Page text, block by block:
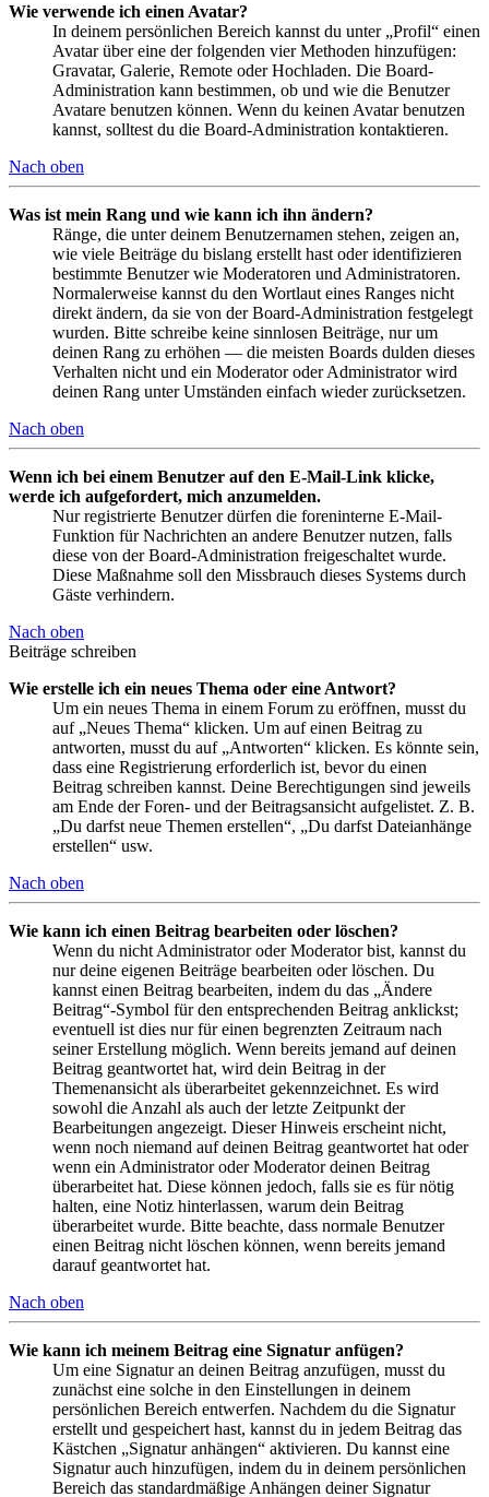
Wie verwende ich einen Avatar?
In deinem persönlichen Bereich kannst du unter „Profil“ einen
Avatar über eine der folgenden vier Methoden hinzufügen:
Gravatar, Galerie, Remote oder Hochladen. Die Board-
Administration kann bestimmen, ob und wie die Benutzer
Avatare benutzen können. Wenn du keinen Avatar benutzen
kannst, solltest du die Board-Administration kontaktieren.
Nach oben
Was ist mein Rang und wie kann ich ihn ändern?
Ränge, die unter deinem Benutzernamen stehen, zeigen an,
wie viele Beiträge du bislang erstellt hast oder identifizieren
bestimmte Benutzer wie Moderatoren und Administratoren.
Normalerweise kannst du den Wortlaut eines Ranges nicht
direkt ändern, da sie von der Board-Administration festgelegt
wurden. Bitte schreibe keine sinnlosen Beiträge, nur um
deinen Rang zu erhöhen — die meisten Boards dulden dieses
Verhalten nicht und ein Moderator oder Administrator wird
deinen Rang unter Umständen einfach wieder zurücksetzen.
Nach oben
Wenn ich bei einem Benutzer auf den E-Mail-Link klicke,
werde ich aufgefordert, mich anzumelden.
Nur registrierte Benutzer dürfen die foreninterne E-Mail-
Funktion für Nachrichten an andere Benutzer nutzen, falls
diese von der Board-Administration freigeschaltet wurde.
Diese Maßnahme soll den Missbrauch dieses Systems durch
Gäste verhindern.
Nach oben
Beiträge schreiben
Wie erstelle ich ein neues Thema oder eine Antwort?
Um ein neues Thema in einem Forum zu eröffnen, musst du
auf „Neues Thema“ klicken. Um auf einen Beitrag zu
antworten, musst du auf „Antworten“ klicken. Es könnte sein,
dass eine Registrierung erforderlich ist, bevor du einen
Beitrag schreiben kannst. Deine Berechtigungen sind jeweils
am Ende der Foren- und der Beitragsansicht aufgelistet. Z. B.
„Du darfst neue Themen erstellen“, „Du darfst Dateianhänge
erstellen“ usw.
Nach oben
Wie kann ich einen Beitrag bearbeiten oder löschen?
Wenn du nicht Administrator oder Moderator bist, kannst du
nur deine eigenen Beiträge bearbeiten oder löschen. Du
kannst einen Beitrag bearbeiten, indem du das „Ändere
Beitrag“-Symbol für den entsprechenden Beitrag anklickst;
eventuell ist dies nur für einen begrenzten Zeitraum nach
seiner Erstellung möglich. Wenn bereits jemand auf deinen
Beitrag geantwortet hat, wird dein Beitrag in der
Themenansicht als überarbeitet gekennzeichnet. Es wird
sowohl die Anzahl als auch der letzte Zeitpunkt der
Bearbeitungen angezeigt. Dieser Hinweis erscheint nicht,
wenn noch niemand auf deinen Beitrag geantwortet hat oder
wenn ein Administrator oder Moderator deinen Beitrag
überarbeitet hat. Diese können jedoch, falls sie es für nötig
halten, eine Notiz hinterlassen, warum dein Beitrag
überarbeitet wurde. Bitte beachte, dass normale Benutzer
einen Beitrag nicht löschen können, wenn bereits jemand
darauf geantwortet hat.
Nach oben
Wie kann ich meinem Beitrag eine Signatur anfügen?
Um eine Signatur an deinen Beitrag anzufügen, musst du
zunächst eine solche in den Einstellungen in deinem
persönlichen Bereich entwerfen. Nachdem du die Signatur
erstellt und gespeichert hast, kannst du in jedem Beitrag das
Kästchen „Signatur anhängen“ aktivieren. Du kannst eine
Signatur auch hinzufügen, indem du in deinem persönlichen
Bereich das standardmäßige Anhängen deiner Signatur